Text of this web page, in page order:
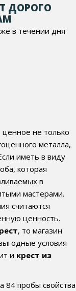
ДОРОГО
в течении дня
не только
металла,
иметь в виду
которая
в
мастерами.
считаются
ценность.
, то магазин
условия
и крест из
84 пробы свойства